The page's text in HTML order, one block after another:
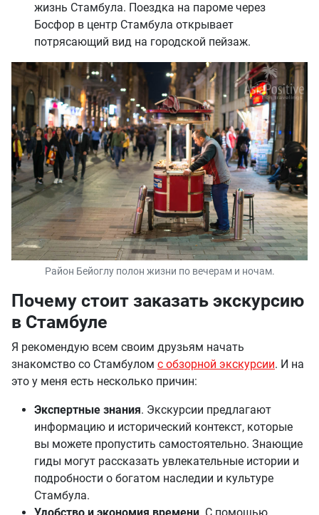
жизнь Стамбула. Поездка на пароме через
Босфор в центр Стамбула открывает
потрясающий вид на городской пейзаж.
Район Бейоглу полон жизни по вечерам и ночам.
Почему стоит заказать экскурсию
в Стамбуле
Я рекомендую всем своим друзьям начать
знакомство со Стамбулом с обзорной экскурсии. И на
это у меня есть несколько причин:
Экспертные знания. Экскурсии предлагают
информацию и исторический контекст, которые
вы можете пропустить самостоятельно. Знающие
гиды могут рассказать увлекательные истории и
подробности о богатом наследии и культуре
Стамбула.